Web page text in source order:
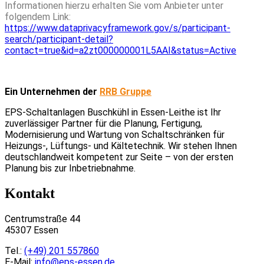
Informationen hierzu erhalten Sie vom Anbieter unter
folgendem Link:
https://www.dataprivacyframework.gov/s/participant-
search/participant-detail?
contact=true&id=a2zt000000001L5AAI&status=Active
Ein Unternehmen der RRB Gruppe
EPS-Schaltanlagen Buschkühl in Essen-Leithe ist Ihr
zuverlässiger Partner für die Planung, Fertigung,
Modernisierung und Wartung von Schaltschränken für
Heizungs-, Lüftungs- und Kältetechnik. Wir stehen Ihnen
deutschlandweit kompetent zur Seite – von der ersten
Planung bis zur Inbetriebnahme.
Kontakt
Centrumstraße 44
45307 Essen
Tel.: (+49) 201 557860